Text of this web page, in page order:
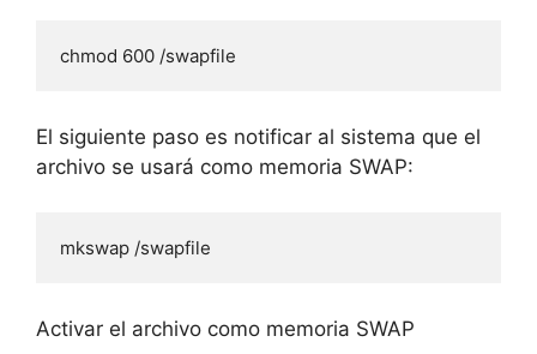
chmod 600 /swapfile
El siguiente paso es notificar al sistema que el
archivo se usará como memoria SWAP:
mkswap /swapfile
Activar el archivo como memoria SWAP